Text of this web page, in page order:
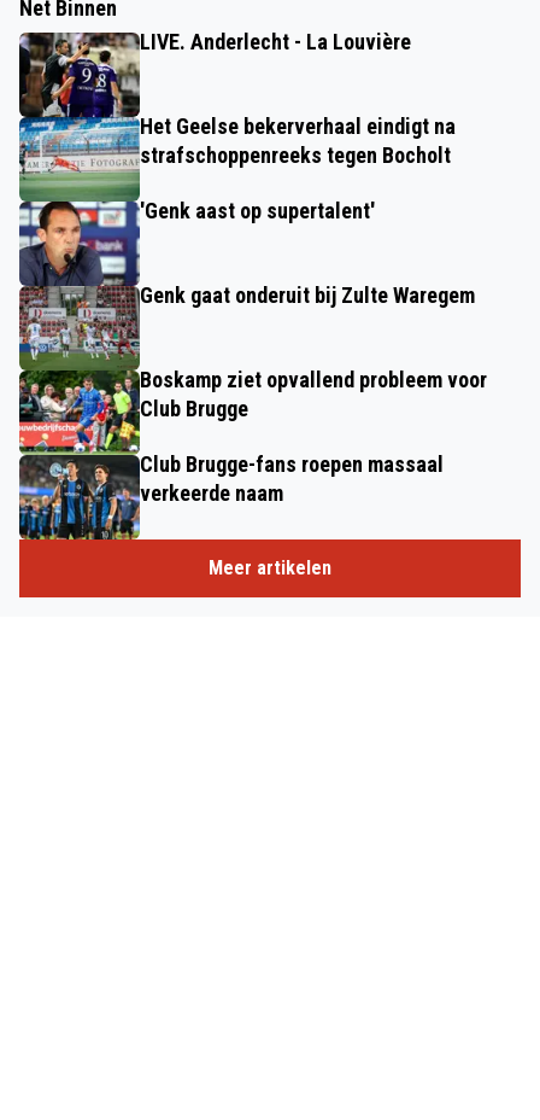
Net Binnen
LIVE. Anderlecht - La Louvière
Het Geelse bekerverhaal eindigt na
strafschoppenreeks tegen Bocholt
'Genk aast op supertalent'
Genk gaat onderuit bij Zulte Waregem
Boskamp ziet opvallend probleem voor
Club Brugge
Club Brugge-fans roepen massaal
verkeerde naam
Meer artikelen